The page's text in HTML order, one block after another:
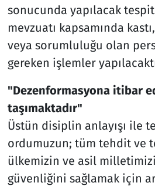
sonucunda yapılacak
mevzuatı kapsamında
veya sorumluluğu olan
gereken işlemler
"Dezenformasyona itibar
taşımaktadır"
Üstün disiplin anlayışı ile
ordumuzun; tüm tehdit ve
ülkemizin ve asil
güvenliğini sağlamak için